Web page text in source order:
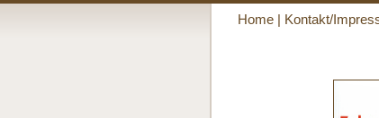
Home| Kontakt/